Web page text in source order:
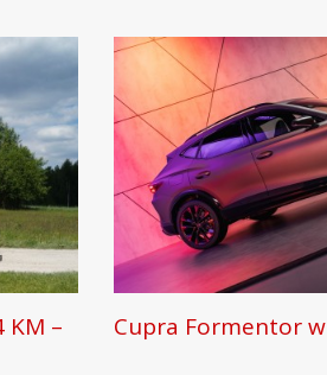
KM –
Cupra Formentor